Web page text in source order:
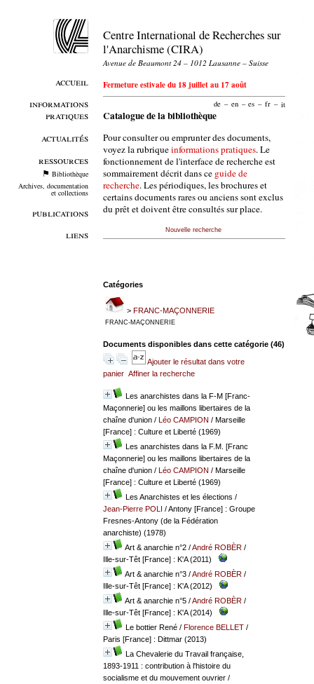
accueil
informations
pratiques
actualités
ressources
Bibliothèque
Archives, documentation
et collections
publications
liens
Centre International de Recherches sur
l'Anarchisme (CIRA)
Avenue de Beaumont 24 – 1012 Lausanne – Suisse
Fermeture estivale du 18 juillet au 17 août
de – en – es – fr – it
Catalogue de la bibliothèque
Pour consulter ou emprunter des documents,
voyez la rubriqueinformations pratiques. Le
fonctionnement de l'interface de recherche est
sommairement décrit dans ce guide de
recherche. Les périodiques, les brochures et
certains documents rares ou anciens sont exclus
du prêt et doivent être consultés sur place.
Nouvelle recherche
Catégories
> FRANC-MAÇONNERIE
FRANC-MAÇONNERIE
Documents disponibles dans cette catégorie (46)
Ajouter le résultat dans votre
panier Affiner la recherche
Les anarchistes dans la F-M [Franc-
Maçonnerie] ou les maillons libertaires de la
chaîne d'union/ Léo CAMPION / Marseille
[France] : Culture et Liberté (1969)
Les anarchistes dans la F.M. [Franc
Maçonnerie] ou les maillons libertaires de la
chaîne d'union/ Léo CAMPION / Marseille
[France] : Culture et Liberté (1969)
Les Anarchistes et les élections /
Jean-Pierre POLI / Antony [France] : Groupe
Fresnes-Antony (de la Fédération
anarchiste) (1978)
Art & anarchie n°2/André ROBÈR/
Ille-sur-Têt [France] : K'A (2011)
Art & anarchie n°3/André ROBÈR/
Ille-sur-Têt [France] : K'A (2012)
Art & anarchie n°5/André ROBÈR/
Ille-sur-Têt [France] : K'A (2014)
Le bottier René/ Florence BELLET/
Paris [France] : Dittmar (2013)
La Chevalerie du Travail française,
1893-1911 : contribution à l'histoire du
socialisme et du mouvement ouvrier/